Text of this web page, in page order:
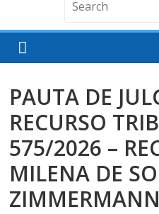
PAUTA DE
RECURSO
575/2026 –
MILENA DE
ZIMMERMANN